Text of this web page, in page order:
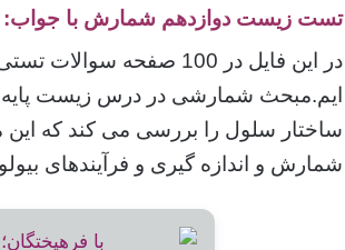
تست زیست دوازدهم شمارش با جواب:
در این فایل در 100
ایم.مبحث شمارشی در درس زیست پایه
ساختار سلول را بررسی می کند که
شمارش و اندازه گیری و فرآیندهای